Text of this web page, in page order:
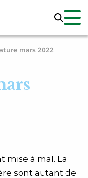
mars 2022
mise à mal. La
sont autant de